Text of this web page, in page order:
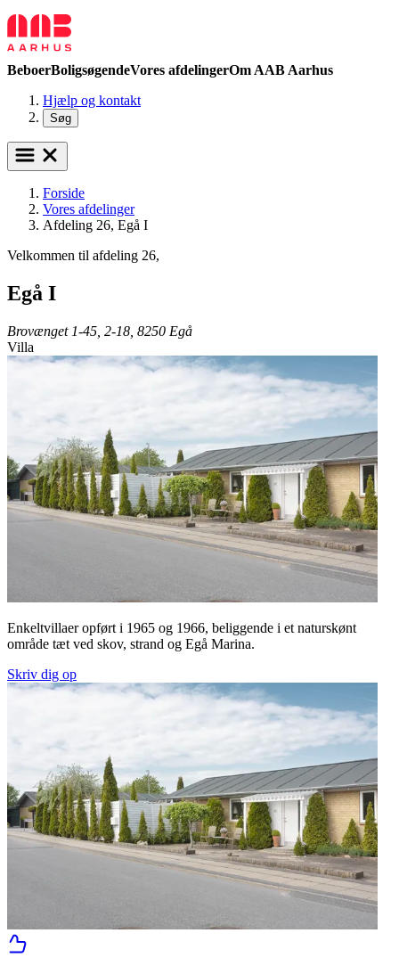
BeboerBoligsøgendeVores afdelingerOm AAB Aarhus
Hjælp og kontakt
Søg
Forside
Vores afdelinger
Afdeling 26, Egå I
Velkommen til afdeling 26,
Egå I
Brovænget 1-45, 2-18, 8250 Egå
Villa
Enkeltvillaer opført i 1965 og 1966, beliggende i et naturskønt
område tæt ved skov, strand og Egå Marina.
Skriv dig op